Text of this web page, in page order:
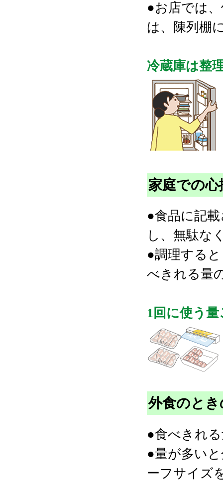
●お店では
は、陳列棚
冷蔵庫は整
家庭での心
●食品に記
し、無駄な
●調理する
べきれる量
1回に使う
外食のと
●食べきれ
●量が多い
ーフサイズ